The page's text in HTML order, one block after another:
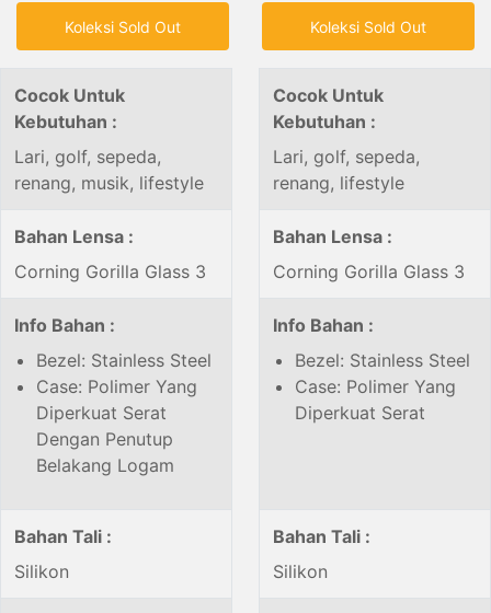
Koleksi Sold Out Koleksi Sold Out
Cocok Untuk
Kebutuhan :
Lari, golf, sepeda,
renang, musik, lifestyle
Cocok Untuk
Kebutuhan :
Lari, golf, sepeda,
renang, lifestyle
Bahan Lensa :
Corning Gorilla Glass 3
Bahan Lensa :
Corning Gorilla Glass 3
Info Bahan :
Bezel: Stainless Steel
Case: Polimer Yang
Diperkuat Serat
Dengan Penutup
Belakang Logam
Info Bahan :
Bezel: Stainless Steel
Case: Polimer Yang
Diperkuat Serat
Bahan Tali :
Silikon
Bahan Tali :
Silikon